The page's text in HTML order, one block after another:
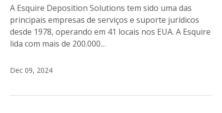
A Esquire Deposition Solutions tem sido uma das
principais empresas de serviços e suporte jurídicos
desde 1978, operando em 41 locais nos EUA. A Esquire
lida com mais de 200.000…
Dec 09, 2024